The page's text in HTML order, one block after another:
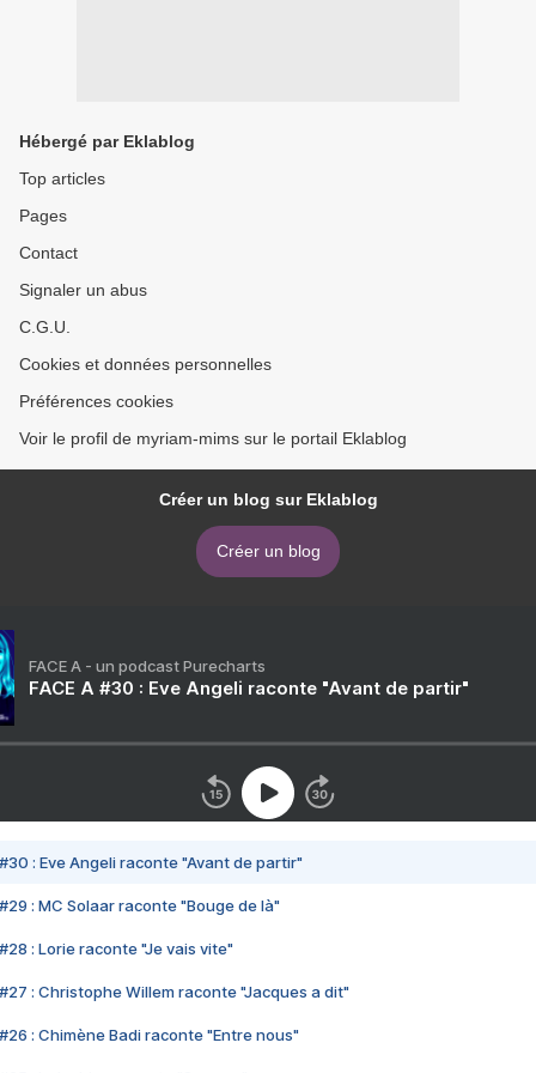
Hébergé par Eklablog
Top articles
Pages
Contact
Signaler un abus
C.G.U.
Cookies et données personnelles
Préférences cookies
Voir le profil de myriam-mims sur le portail Eklablog
Créer un blog sur Eklablog
Créer un blog
FACE A - un podcast Purecharts
FACE A #30 : Eve Angeli raconte "Avant de partir"
#30 : Eve Angeli raconte "Avant de partir"
#29 : MC Solaar raconte "Bouge de là"
#28 : Lorie raconte "Je vais vite"
#27 : Christophe Willem raconte "Jacques a dit"
#26 : Chimène Badi raconte "Entre nous"